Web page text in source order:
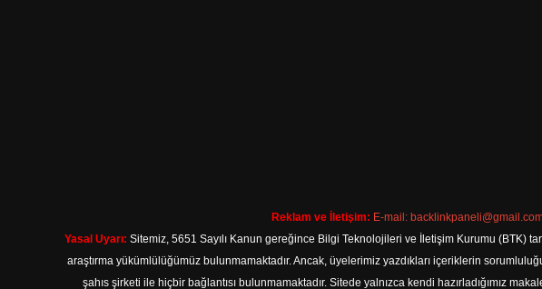
Reklam ve İletişim: E-mail:
Yasal Uyarı: Sitemiz, 5651 Sayılı Kanun gereğince Bilgi Teknolojileri ve İletişim Kurumu (BTK)
araştırma yükümlülüğümüz bulunmamaktadır. Ancak, üyelerimiz yazdıkları içeriklerin
şahıs şirketi ile hiçbir bağlantısı bulunmamaktadır. Sitede yalnızca kendi hazırladığımız